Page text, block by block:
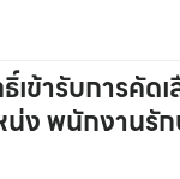
เข้ารับการคัด
น่ง พนักงานรั